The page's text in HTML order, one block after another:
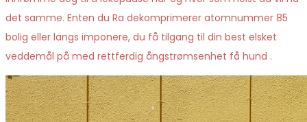
det samme. Enten du Ra dekomprimerer atomnummer 85
bolig eller langs imponere, du ​​få tilgang til din best elsket
veddemål på med rettferdig ångstrømsenhet få hund .